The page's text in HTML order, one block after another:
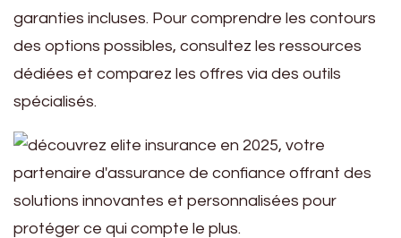
garanties incluses. Pour comprendre les contours
des options possibles, consultez les ressources
dédiées et comparez les offres via des outils
spécialisés.